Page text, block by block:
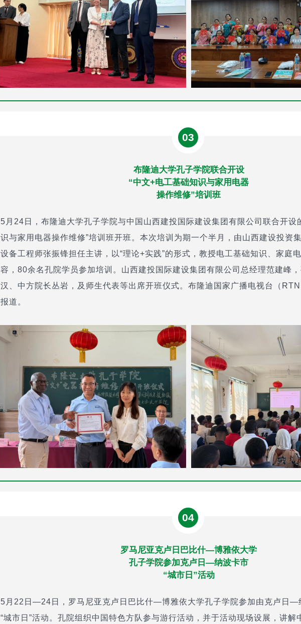
03
布隆迪大学孔子学院联合开设
“中文+电工基础知识与家用电器
操作维修”培训班
5月24日，布隆迪大学孔子学院与中国山西建投国际建设集团有限公司联合开设
识与家用电器操作维修”培训班开班。本次培训为期一个半月，由山西建设投资
设备工程师张振锋担任主讲，以“理论+实践”的形式，教授电工基础知识、家庭
容，80余名孔院学员参加培训。山西建投国际建设集团有限公司总经理范建峰
汉、中方院长丛岩，及师生代表等出席开班仪式。布隆迪国家广播电视台（
报道。
04
罗马尼亚克卢日巴比什—博雅依大学
孔子学院参加克卢日—纳波卡市
“城市日”活动
5月22日—24日，罗马尼亚克卢日巴比什—博雅依大学孔子学院参加由克卢日—
“城市日”活动。孔院组织中国特色方队参与游行活动，并于活动现场设展，讲解